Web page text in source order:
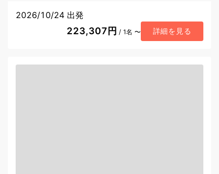
2026/10/24 出発
223,307円 / 1名 〜 詳細を見る